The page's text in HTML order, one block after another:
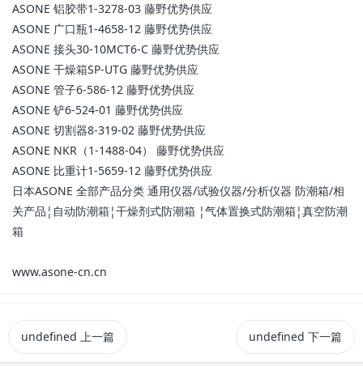
ASONE 铝胶带1-3278-03 藤野优势供应
ASONE 广口瓶1-4658-12 藤野优势供应
ASONE 接头30-10MCT6-C 藤野优势供应
ASONE 干燥箱SP-UTG 藤野优势供应
ASONE 管子6-586-12 藤野优势供应
ASONE 铲6-524-01 藤野优势供应
ASONE 切割器8-319-02 藤野优势供应
ASONE NKR（1-1488-04） 藤野优势供应
ASONE 比重计1-5659-12 藤野优势供应
日本ASONE 全部产品分类 通用仪器/试验仪器/分析仪器 防潮箱/相
关产品¦自动防潮箱¦干燥剂式防潮箱 ¦气体置换式防潮箱¦真空防潮
箱
www.asone-cn.cn
undefined 上一篇 undefined 下一篇